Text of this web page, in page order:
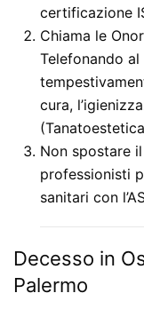
certificazione
Chiama le
Telefonando al
cura,
Non spostare
professionisti
sanitari con
Decesso in
Palermo